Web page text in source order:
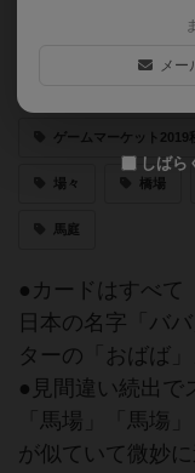
何と全部のカ
ゲームマーケット2019
場々 橋場
馬庭
●カードはすべて
日本の名字「バ
ターの「おばば
●見間違い続出で
「馬場」「馬塲
が似ていて微妙
メー
しばら